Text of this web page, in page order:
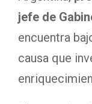
jefe de
encuentra
causa que